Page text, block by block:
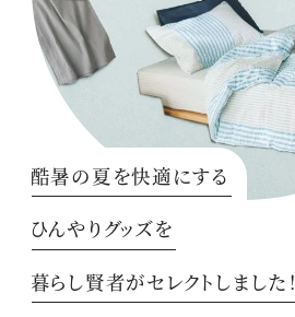
酷暑の夏を快適にする
ひんやりグッズを
暮らし賢者がセレクトしました！